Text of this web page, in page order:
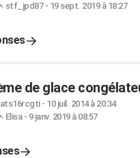
stf_jpd87- 19 sept. 2019 à 18:27
de glace
- 10 juil. 2014 à 20:34
Elisa- 9 janv. 2019 à 08:57